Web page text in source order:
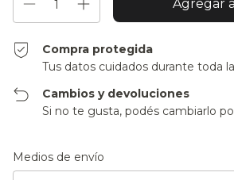
Compra protegida
Tus datos cuidados durante toda
Cambios y devoluciones
Si no te gusta, podés cambiarlo
Entregas para el CP:
Medios de envío